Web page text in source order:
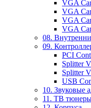
VGA
VGA
VGA
VGA
08.
09.
PCI
Splitter
Splitter
USB
10. Звуковые
11. ТВ